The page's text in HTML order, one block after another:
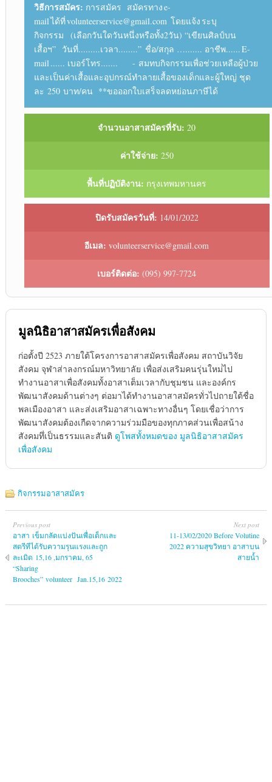
วิธีการสมัคร: การสมัคร สมัครทาง e-
mail ได้ที่ volunteerservice@gmail.com โดยแจ้ง ระบุ
กิจกรรม (เลือกวันใดวันหนึ่งหรือทั้ง2วัน) “เขียนศิลป์บน
เสื้อฯ” วันที่.........เวลา........” ชื่อ/สกุล …....... อาชีพ...... E-
mail ...... เบอร์โทร....... - สมทบกิจกรรมเพื่อช่วยเหลือผู้ป่วย
และเป็นค่าเสื้อและอุปกรณ์ทำลายเสื้อของเด็กและผู้ใหญ่ ชุด
ละ 250 บาท/คน **ขอออกใบเสร็จลดหย่อนภาษีได้
จำนวนอาสาสมัครที่รับ: 20
ค่าใช้จ่าย: 250
พื้นที่ปฏิบัติงาน: กรุงเทพมหานคร
ปิดรับสมัครวันที่: 14/01/2022
อีเมล: volunteerservice@gmail.com
เบอร์ติดต่อ: (095) 997-7724
มูลนิธิอาสาสมัครเพื่อสังคม
ก่อตั้งปี 2523 ภายใต้โครงการอาสาสมัครเพื่อสังคม สถาบันวิจัย
สังคม จุฬาส่าลงกรณ์มหาวิทยาลัย เพื่อส่งเสริมคนรุ่นใหม่่ไป
ทำงานอาสาเพื่อสังคมทั้งอาสาเต็มเวลากับชุมชน และองค์กร
พัฒนาสังคมด้านต่างๆ ต่อมาได้ทำงานอาสาสมัครทั่วไปถายใต้ชื่อ
พลเมืองอาสา และส่งเสริมอาสาเฉพาะทางอื่นๆ โดยเชื่อว่าการ
พัฒนาสังคมต้องเกืดจากความร่วมมือของทุกภาคส่วนเพื่อสน้าง
สังคมทึ่เป็นธรรมและสันติ ดูโพสทั้งหมดของ มูลนิธิอาสาสมัคร
เพื่อสังคม
กิจกรรมอาสาสมัคร
Previous post
อาสา เข็มกลัดแบ่งปันเพื่อเด็กและ
สตรีทีได้รับความรุนแรงและถูก
ละเมิด 15,16 ,มกราคม, 65
“Sharing
Brooches” volunteer Jan.15,16 2022
Next post
11-13/02/2020 Before Volutine
2022 ความสุขวิทยา อาสาบน
สายน้ำ